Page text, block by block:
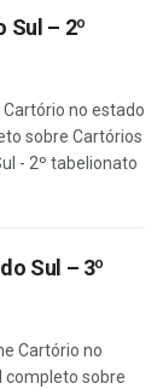
Sul – 2º
no estado
sobre Cartórios
- 2º tabelionato
Sul – 3º
Cartório no
completo sobre